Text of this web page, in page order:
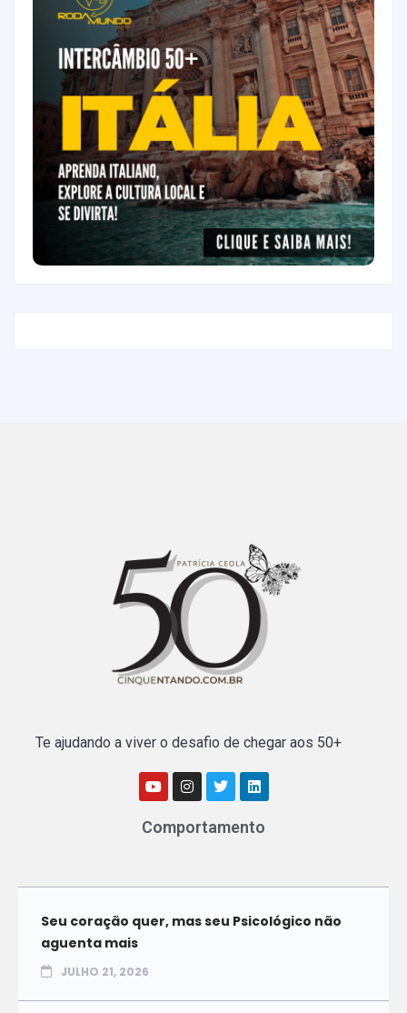
Te ajudando a viver o desafio de chegar aos 50+
Comportamento
Seu coração quer, mas seu Psicológico não
aguenta mais
JULHO 21, 2026